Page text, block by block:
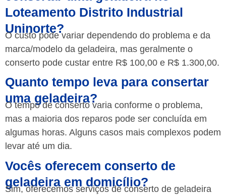
Loteamento Distrito Industrial
Uninorte?
O custo pode variar dependendo do problema e da
marca/modelo da geladeira, mas geralmente o
conserto pode custar entre R$ 100,00 e R$ 1.300,00.
Quanto tempo leva para consertar
uma geladeira?
O tempo de conserto varia conforme o problema,
mas a maioria dos reparos pode ser concluída em
algumas horas. Alguns casos mais complexos podem
levar até um dia.
Vocês oferecem conserto de
geladeira em domicílio?
Sim, oferecemos serviços de conserto de geladeira